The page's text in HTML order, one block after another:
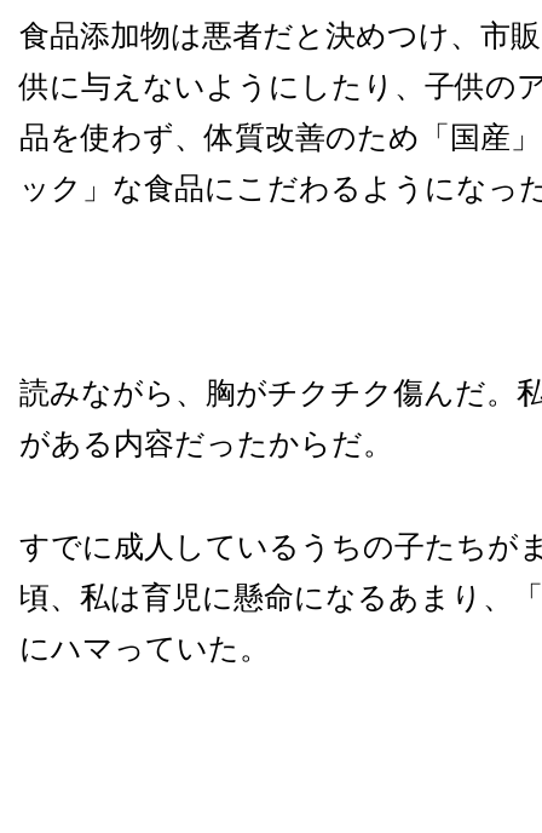
食品添加物は悪者だと決めつけ、市
供に与えないようにしたり、子供の
品を使わず、体質改善のため「国産
ック」な食品にこだわるようになっ
読みながら、胸がチクチク傷んだ。
がある内容だったからだ。
すでに成人しているうちの子たちが
頃、私は育児に懸命になるあまり、
にハマっていた。